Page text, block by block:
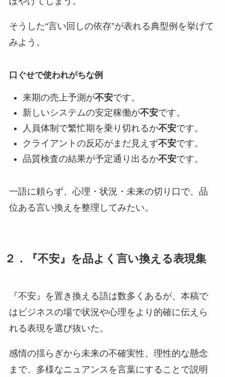
そうした“言い回しの依存”が表れる典型例を挙げて
みよう。
口ぐせで使われがちな例
来期の売上予測が不安です。
新しいシステムの安定稼働が不安です。
人員体制で繁忙期を乗り切れるか不安です。
クライアントの反応がまだ見えず不安です。
品質検査の結果が予定通り出るか不安です。
一語に頼らず、心理・状況・未来の切り口で、品
位ある言い換えを整理してみたい。
２．『不安』を品よく言い換える表現集
『不安』を置き換える語は数多くあるが、本稿で
はビジネスの場で状況や心理をより的確に伝えら
れる表現を選び抜いた。
感情の揺らぎから未来の不確実性、理性的な懸念
まで、多様なニュアンスを言葉にすることで説明